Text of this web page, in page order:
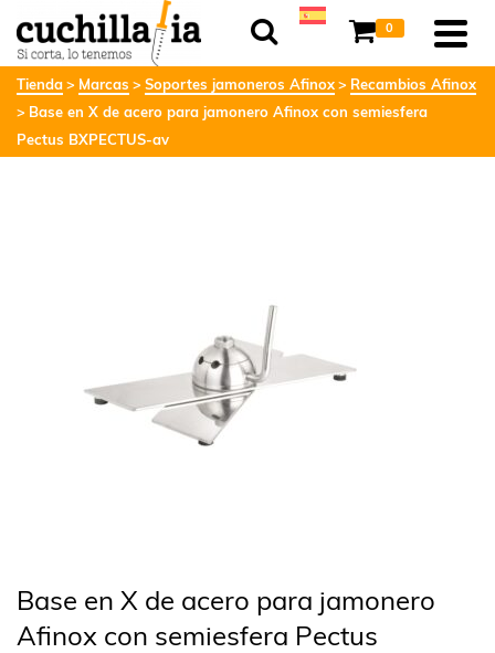
0
Tienda Marcas Soportes jamoneros Afinox
Recambios Afinox
Base en X de acero para jamonero Afinox con semiesfera
Pectus BXPECTUS-av
Base en X de acero para jamonero
Afinox con semiesfera Pectus